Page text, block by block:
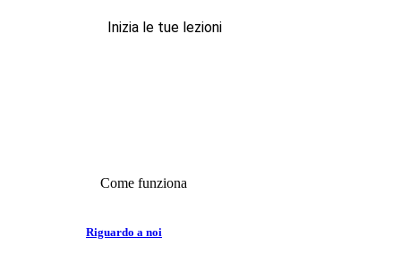
Inizia le tue lezioni
Come funziona
Riguardo a noi